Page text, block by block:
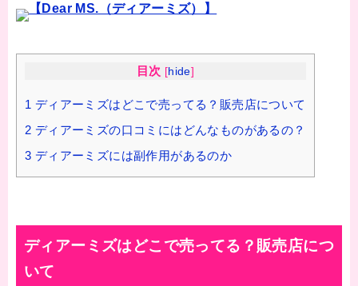
【Dear MS.（ディアーミズ）】
目次 [hide]
1 ディアーミズはどこで売ってる？販売店について
2 ディアーミズの口コミにはどんなものがあるの？
3 ディアーミズには副作用があるのか
ディアーミズはどこで売ってる？販売店につ
いて